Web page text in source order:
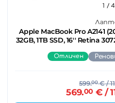
Apple MacBook Pro A2141
32GB, 1TB SSD, 16'' Retina
1 / 4
Отличен
599.00€/
569.00€ /